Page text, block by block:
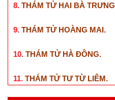
8. THÁM TỬ HAI BÀ TRƯNG
9. THÁM TỬ HOÀNG MAI.
10. THÁM TỬ HÀ ĐÔNG.
11. THÁM TỬ TƯ TỪ LIÊM.